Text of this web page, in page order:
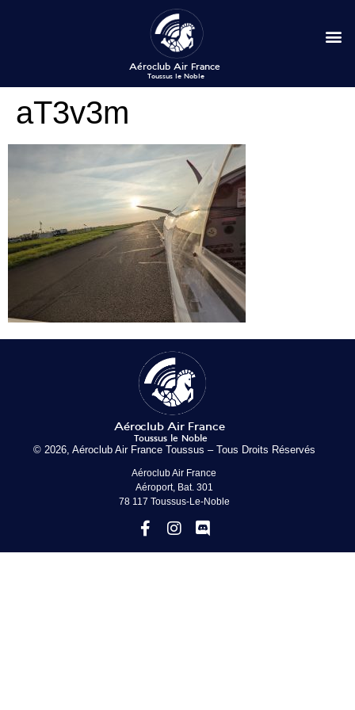
aT3v3m
© 2026, Aéroclub Air France Toussus – Tous Droits Réservés
Aéroclub Air France
Aéroport, Bat. 301
78 117 Toussus-Le-Noble